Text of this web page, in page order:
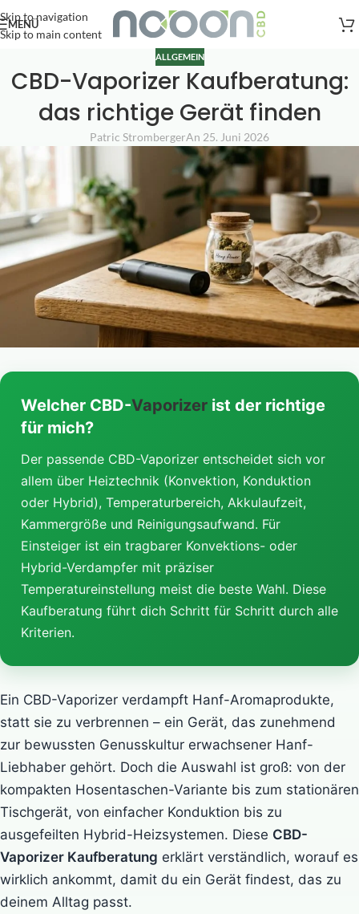
Skip to navigation
Skip to main content
Versandkostenfreie Lieferung nach AT, DE ab
MENÜ
ALLGEMEIN
CBD-Vaporizer Kaufberatung:
das richtige Gerät finden
Patric StrombergerAn 25. Juni 2026
Welcher CBD-Vaporizer ist der richtige
für mich?
Der passende CBD-Vaporizer entscheidet sich vor
allem über Heiztechnik (Konvektion, Konduktion
oder Hybrid), Temperaturbereich, Akkulaufzeit,
Kammergröße und Reinigungsaufwand. Für
Einsteiger ist ein tragbarer Konvektions- oder
Hybrid-Verdampfer mit präziser
Temperatureinstellung meist die beste Wahl. Diese
Kaufberatung führt dich Schritt für Schritt durch alle
Kriterien.
Ein CBD-Vaporizer verdampft Hanf-Aromaprodukte,
statt sie zu verbrennen – ein Gerät, das zunehmend
zur bewussten Genusskultur erwachsener Hanf-
Liebhaber gehört. Doch die Auswahl ist groß: von der
kompakten Hosentaschen-Variante bis zum stationären
Tischgerät, von einfacher Konduktion bis zu
ausgefeilten Hybrid-Heizsystemen. Diese CBD-
Vaporizer Kaufberatung erklärt verständlich, worauf es
wirklich ankommt, damit du ein Gerät findest, das zu
deinem Alltag passt.